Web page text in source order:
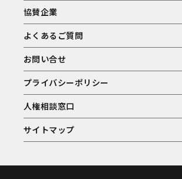
協賛企業
よくあるご質問
お問い合せ
プライバシーポリシー
人権相談窓口
サイトマップ